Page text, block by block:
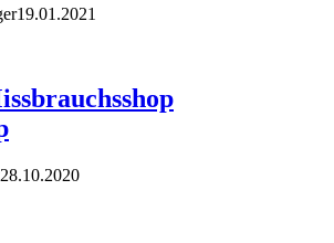
19.01.2021
28.10.2020